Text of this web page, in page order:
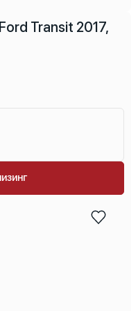
Transit 2017,